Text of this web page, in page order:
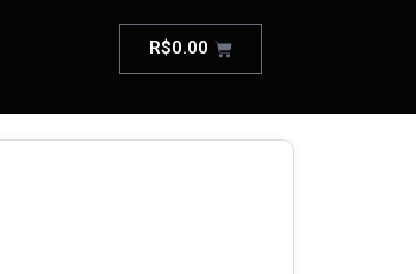
R$0.00